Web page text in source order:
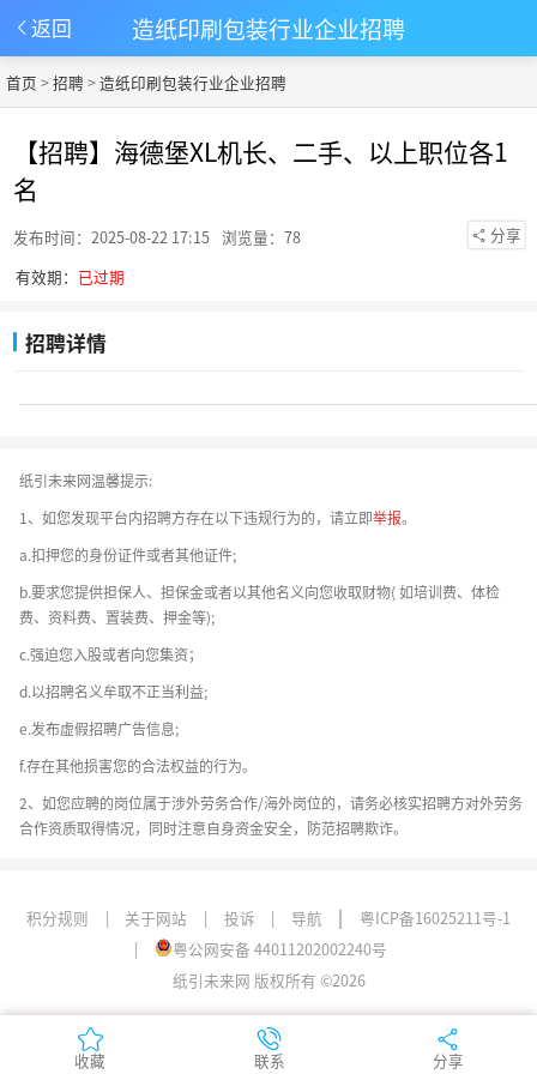
返回 造纸印刷包装行业企业招聘
首页 >招聘 >造纸印刷包装行业企业招聘
【招聘】海德堡XL机长、二手、以上职位各1
名
发布时间：2025-08-22 17:15 浏览量：78
分享
有效期： 已过期
招聘详情
收藏 联系 分享
收藏 联系 分享
纸引未来网温馨提示:
1、如您发现平台内招聘方存在以下违规行为的，请立即举报。
a.扣押您的身份证件或者其他证件;
b.要求您提供担保人、担保金或者以其他名义向您收取财物( 如培训费、体检
费、资料费、置装费、押金等);
c.强迫您入股或者向您集资；
d.以招聘名义牟取不正当利益;
e.发布虚假招聘广告信息;
f.存在其他损害您的合法权益的行为。
2、如您应聘的岗位属于涉外劳务合作/海外岗位的，请务必核实招聘方对外劳务
合作资质取得情况，同时注意自身资金安全，防范招聘欺诈。
积分规则 | 关于网站 | 投诉 | 导航 |
粤ICP备16025211号-1
|
粤公网安备 44011202002240号
纸引未来网 版权所有 ©2026